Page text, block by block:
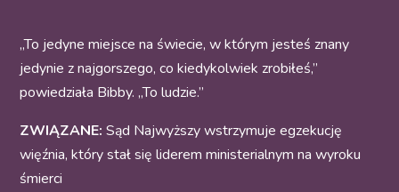
„To jedyne miejsce na świecie, w którym jesteś znany
jedynie z najgorszego, co kiedykolwiek zrobiłeś,”
powiedziała Bibby. „To ludzie.”
ZWIĄZANE: Sąd Najwyższy wstrzymuje egzekucję
więźnia, który stał się liderem ministerialnym na wyroku
śmierci